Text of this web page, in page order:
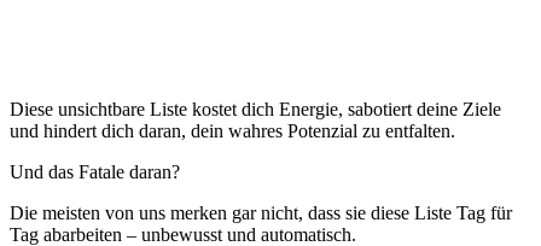
Diese unsichtbare Liste kostet dich Energie, sabotiert deine Ziele
und hindert dich daran, dein wahres Potenzial zu entfalten.
Und das Fatale daran?
Die meisten von uns merken gar nicht, dass sie diese Liste Tag für
Tag abarbeiten – unbewusst und automatisch.